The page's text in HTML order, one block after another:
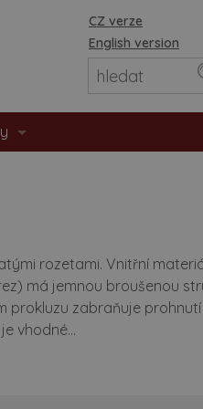
CZ verze
English version
staveb. otvorů
rozetami. Vnitřní
má jemnou broušenou
prokluzu zabraňuje
vhodné...